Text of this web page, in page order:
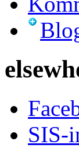
SIS-